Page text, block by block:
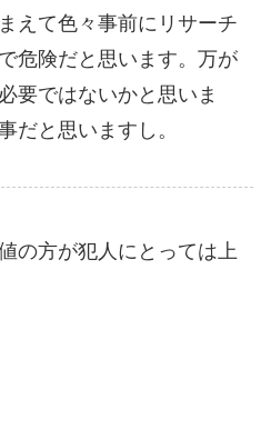
えて色々事前にリサーチ
危険だと思います。万が
要ではないかと思いま
だと思いますし。
の方が犯人にとっては上